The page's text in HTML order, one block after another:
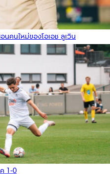
คนใหม่ของโอเอช ลูเวิน
ค 1-0